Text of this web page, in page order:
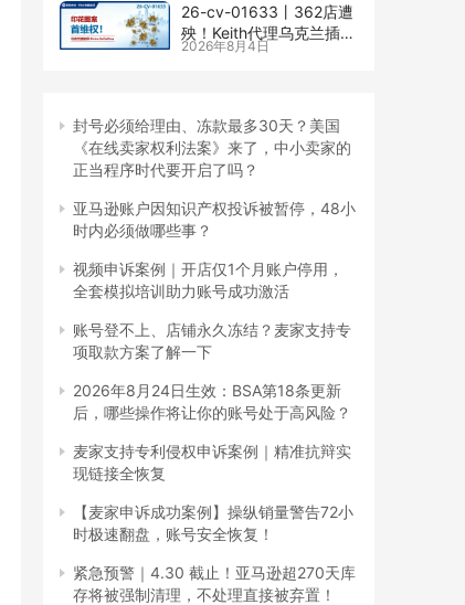
26-cv-01633㇑362店遭
殃！Keith代理乌克兰插画
师Elvira Safiullina四款版
2026年8月4日
封号必须给理由、冻款最多30天？美国
《在线卖家权利法案》来了，中小卖家的
正当程序时代要开启了吗？
亚马逊账户因知识产权投诉被暂停，48小
时内必须做哪些事？
视频申诉案例｜开店仅1个月账户停用，
全套模拟培训助力账号成功激活
账号登不上、店铺永久冻结？麦家支持专
项取款方案了解一下
2026年8月24日生效：BSA第18条更新
后，哪些操作将让你的账号处于高风险？
麦家支持专利侵权申诉案例｜精准抗辩实
现链接全恢复
【麦家申诉成功案例】操纵销量警告72小
时极速翻盘，账号安全恢复！
紧急预警｜4.30 截止！亚马逊超270天库
存将被强制清理，不处理直接被弃置！